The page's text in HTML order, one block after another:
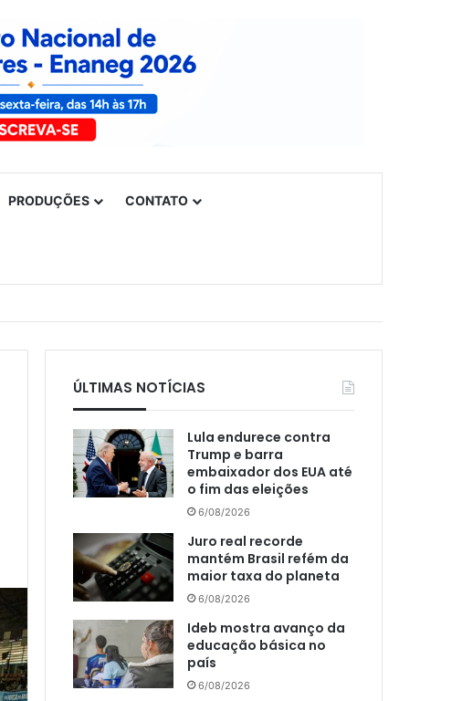
PRODUÇÕES CONTATO
ÚLTIMAS NOTÍCIAS
Lula endurece contra
Trump e barra
embaixador dos EUA até
o fim das eleições
6/08/2026
Juro real recorde
mantém Brasil refém da
maior taxa do planeta
6/08/2026
Ideb mostra avanço da
educação básica no
país
6/08/2026